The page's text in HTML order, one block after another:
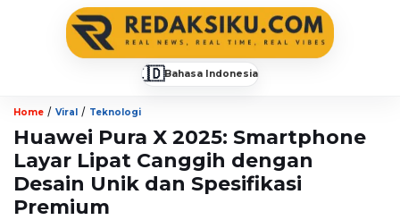
🇮🇩Bahasa Indonesia
Home / Viral / Teknologi
Huawei Pura X 2025: Smartphone
Layar Lipat Canggih dengan
Desain Unik dan Spesifikasi
Premium